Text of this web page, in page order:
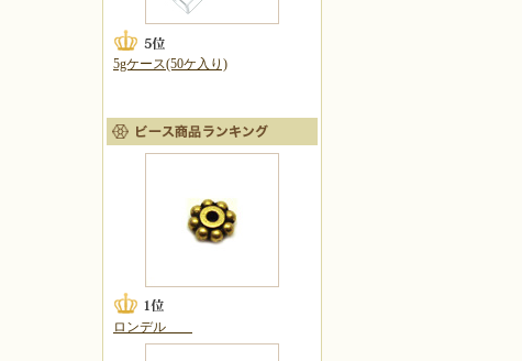
5gケース(50ケ入り)
ロンデル